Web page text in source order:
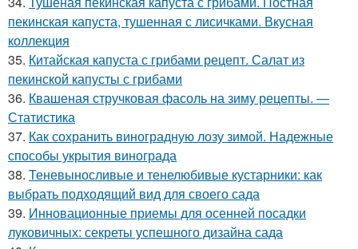
пекинская капуста, тушенная с лисичками. Вкусная
коллекция
35. Китайская капуста с грибами рецепт. Салат из
пекинской капусты с грибами
36. Квашеная стручковая фасоль на зиму рецепты. —
Статистика
37. Как сохранить виноградную лозу зимой. Надежные
способы укрытия винограда
38. Теневыносливые и тенелюбивые кустарники: как
выбрать подходящий вид для своего сада
39. Инновационные приемы для осенней посадки
луковичных: секреты успешного дизайна сада